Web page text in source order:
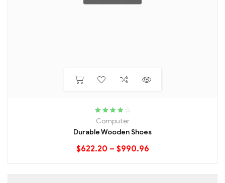
Rated
4.00
Computer
Durable Wooden Shoes
$622.20 – $990.96